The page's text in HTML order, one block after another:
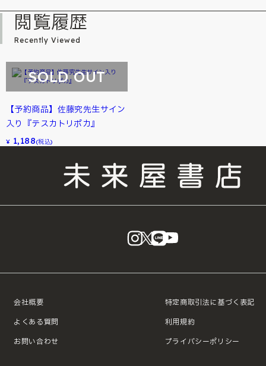
閲覧履歴
Recently Viewed
SOLD OUT
【予約商品】佐藤究先生サイン
入り『テスカトリポカ』
¥ 1,188(税込)
instagram
X LINE
会社概要
よくある質問
お問い合わせ
特定商取引法に基づく表記
利用規約
プライバシーポリシー